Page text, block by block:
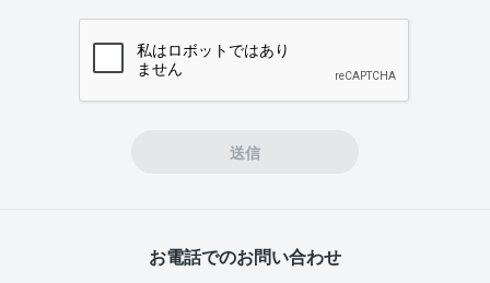
送信
お電話でのお問い合わせ